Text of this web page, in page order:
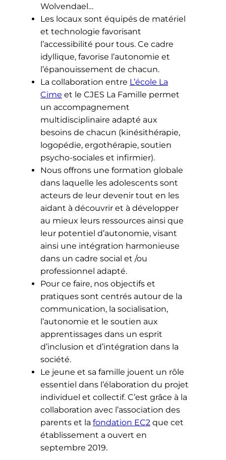
Wolvendael…
Les locaux sont équipés de matériel
et technologie favorisant
l’accessibilité pour tous. Ce cadre
idyllique, favorise l’autonomie et
l’épanouissement de chacun.
La collaboration entre L’école La
Cime et le CJES La Famille permet
un accompagnement
multidisciplinaire adapté aux
besoins de chacun (kinésithérapie,
logopédie, ergothérapie, soutien
psycho-sociales et infirmier).
Nous offrons une formation globale
dans laquelle les adolescents sont
acteurs de leur devenir tout en les
aidant à découvrir et à développer
au mieux leurs ressources ainsi que
leur potentiel d’autonomie, visant
ainsi une intégration harmonieuse
dans un cadre social et /ou
professionnel adapté.
Pour ce faire, nos objectifs et
pratiques sont centrés autour de la
communication, la socialisation,
l’autonomie et le soutien aux
apprentissages dans un esprit
d’inclusion et d’intégration dans la
société.
Le jeune et sa famille jouent un rôle
essentiel dans l’élaboration du projet
individuel et collectif. C’est grâce à la
collaboration avec l’association des
parents et la fondation EC2 que cet
établissement a ouvert en
septembre 2019.